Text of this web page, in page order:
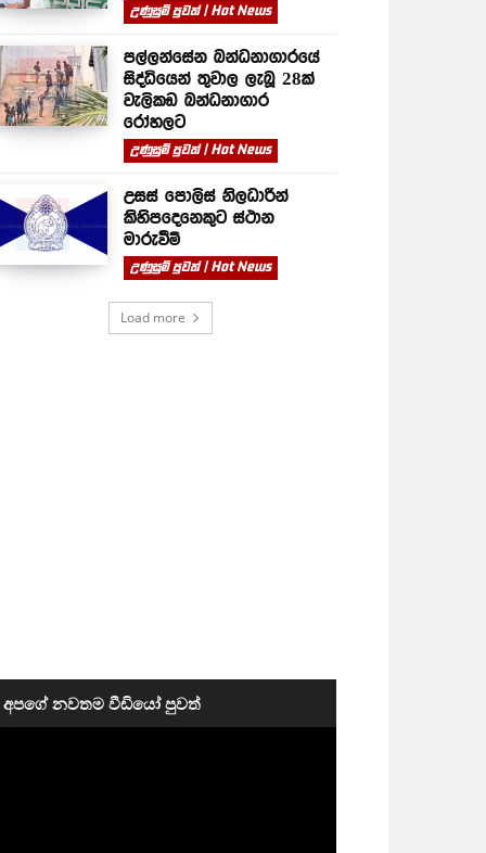
උණුසුම් පුවත් | Hot News
පල්ලන්සේන බන්ධනාගාරයේ
සිද්ධියෙන් තුවාල ලැබූ 28ක්
වැලිකඩ බන්ධනාගාර
රෝහලට
උණුසුම් පුවත් | Hot News
උසස් පොලිස් නිලධාරීන්
කිහිපදෙනෙකුට ස්ථාන
මාරුවීම්
උණුසුම් පුවත් | Hot News
Load more
අපගේ නවතම වීඩියෝ පුවත්